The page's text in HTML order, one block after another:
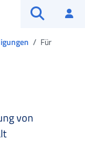
Für
von